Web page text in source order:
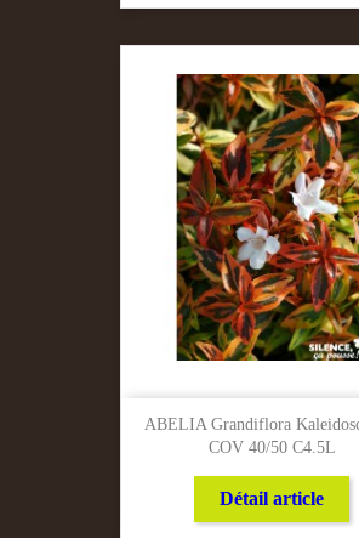
ABELIA Grandiflora
COV 40/50 C4.5L
Détail article